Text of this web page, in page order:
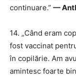
continuare.” —
14. „Când eram
fost vaccinat
în copilărie. Am
amintesc foarte